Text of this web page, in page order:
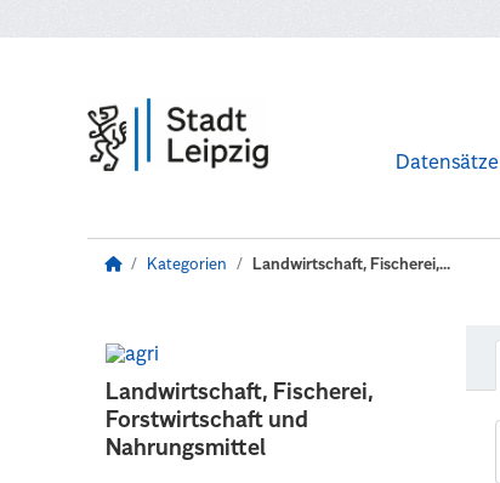
Datensätze
Kategorien Landwirtschaft, Fischerei,...
Landwirtschaft, Fischerei,
Forstwirtschaft und
Nahrungsmittel